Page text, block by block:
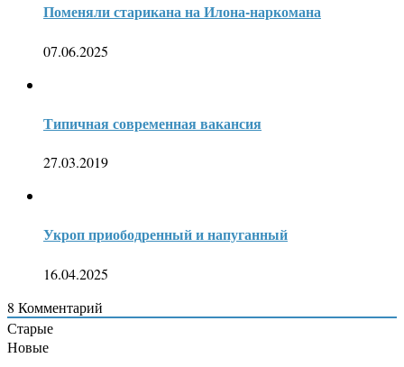
Поменяли старикана на Илона-наркомана
07.06.2025
Типичная современная вакансия
27.03.2019
Укроп приободренный и напуганный
16.04.2025
8 Комментарий
Старые
Новые